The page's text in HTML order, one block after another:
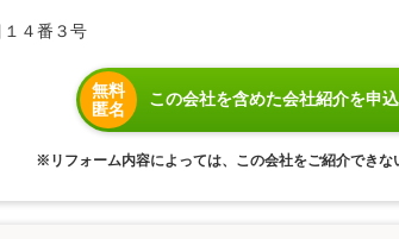
４番３号
無料
匿名
この会社を含めた会社紹介を申
※リフォーム内容によっては、この会社をご紹介できな